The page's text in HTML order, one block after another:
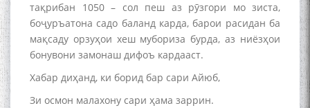
тақрибан 1050 – сол пеш аз рӯзгори мо зиста,
боҷуръатона садо баланд карда, барои расидан ба
мақсаду орзуҳои хеш мубориза бурда, аз ниёзҳои
бонувони замонаш дифоъ кардааст.
Хабар диҳанд, ки борид бар сари Айюб,
Зи осмон малахону сари ҳама заррин.